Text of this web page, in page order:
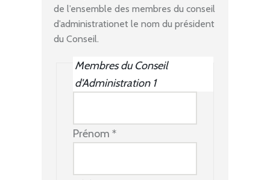
de l’ensemble des membres du conseil
d’administrationet le nom du président
du Conseil.
Membres du Conseil
d'Administration 1
Nom*
Prénom *